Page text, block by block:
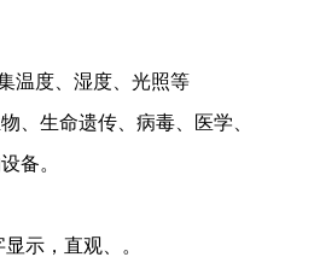
温度、湿度、光照等
、生命遗传、病毒、医学、
备。
示，直观、。